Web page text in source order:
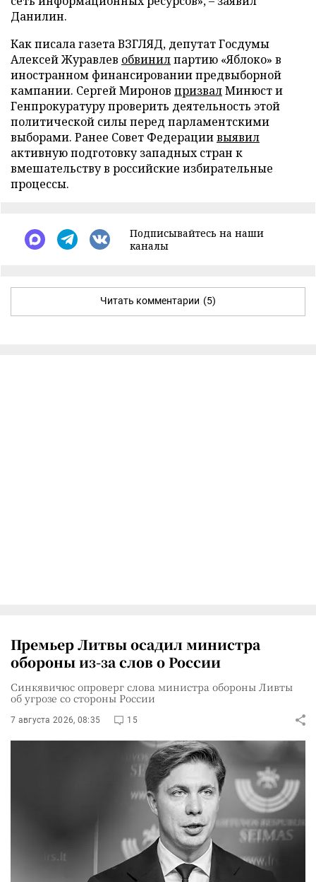
Данилин.
Как писала газета ВЗГЛЯД, депутат Госдумы
Алексей Журавлев обвинилпартию «Яблоко» в
иностранном финансировании предвыборной
кампании. Сергей Миронов призвалМинюст и
Генпрокуратуру проверить деятельность этой
политической силы перед парламентскими
выборами. Ранее Совет Федерациивыявил
активную подготовку западных стран к
вмешательству в российские избирательные
процессы.
Подписывайтесь на наши
каналы
Читать комментарии (5)
Премьер Литвы осадил министра
обороны из-за слов о России
Синкявичюс опроверг слова министра обороны Ливты
об угрозе со стороны России
7 августа 2026, 08:35 15